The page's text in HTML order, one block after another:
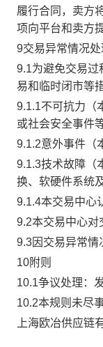
履行合同，卖方
项向平台和卖方
9交易异常情况处
9.1为避免交易过
易和临时闭市等
9.1.1不可抗力（
或社会安全事件
9.1.2意外事件（
9.1.3技术故障（
换、软硬件系统
9.1.4本交易中心
9.2本交易中心对
9.3因交易异常情
10附则
10.1争议处理：
10.2本规则未尽
上海欧冶供应链